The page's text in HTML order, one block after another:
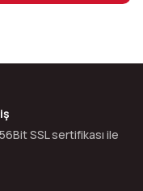
SSL sertifikası ile